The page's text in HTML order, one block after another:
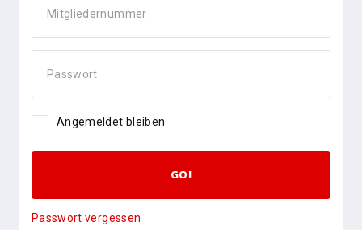
Mitgliedernummer
Passwort
Angemeldet bleiben
GO!
Passwort vergessen